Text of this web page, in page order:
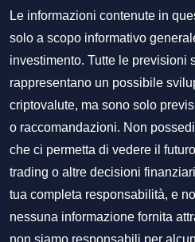
Le informazioni contenute in
solo a scopo informativo
investimento. Tutte le previsioni
rappresentano un possibile
criptovalute, ma sono solo
o raccomandazioni. Non
che ci permetta di vedere il
trading o altre decisioni
tua completa responsabilità, e
nessuna informazione fornita
non siamo responsabili per